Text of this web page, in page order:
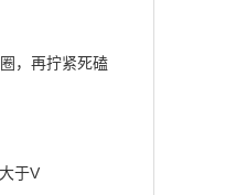
，再拧紧死磕
于V